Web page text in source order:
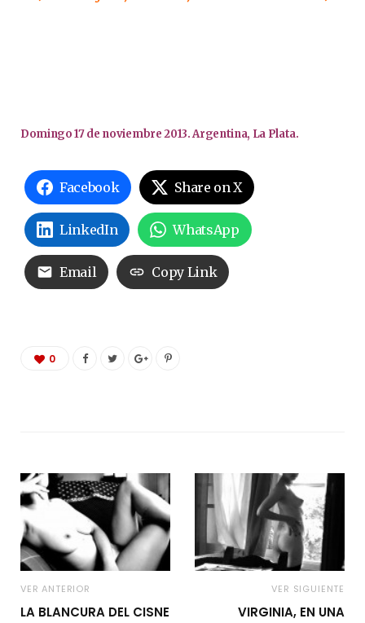
Domingo 17 de noviembre 2013. Argentina, La Plata.
Facebook Share on X
LinkedIn WhatsApp
Email Copy Link
0
VER ANTERIOR
LA BLANCURA DEL CISNE
VER SIGUIENTE
VIRGINIA, EN UNA